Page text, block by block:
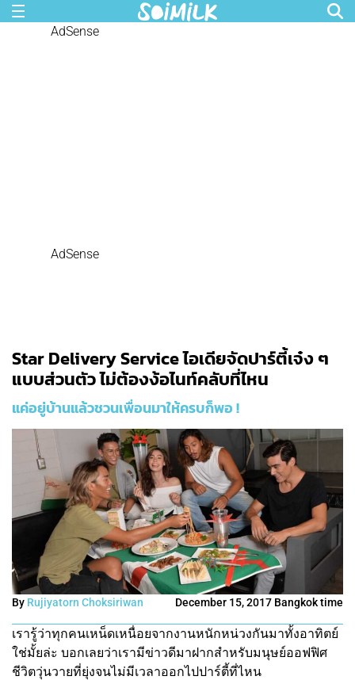
AdSense
AdSense
Star Delivery Service ไอเดียจัดปาร์ตี้เจ๋ง ๆ
แบบส่วนตัว ไม่ต้องง้อไนท์คลับที่ไหน
แค่อยู่บ้านแล้วชวนเพื่อนมาให้ครบก็พอ !
By Rujiyatorn Choksiriwan December 15, 2017 Bangkok time
เรารู้ว่าทุกคนเหน็ดเหนื่อยจากงานหนักหน่วงกันมาทั้งอาทิตย์
ใช่มั้ยล่ะ บอกเลยว่าเรามีข่าวดีมาฝากสำหรับมนุษย์ออฟฟิศ
ชีวิตวุ่นวายที่ยุ่งจนไม่มีเวลาออกไปปาร์ตี้ที่ไหน